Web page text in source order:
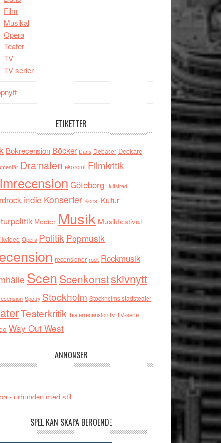
Film
Musikal
Opera
Teater
TV
TV-serier
ETIKETTER
Bokrecension Böcker Dans Debaser Deckare
Dramaten ekonomi Filmkritik
Göteborg Hultsfred
indie Konserter Konst Kultur
Medier Musik Musikfestival
Opera Politik Popmusik
recensioner rock Rockmusik
Scen Scenkonstskivnytt
Spotify Stockholm Stockholms stadsteater
Teaterkritik Teaterrecension tv TV-serie
Way Out West
ANNONSER
- urhunden med stil
SPEL KAN SKAPA BEROENDE